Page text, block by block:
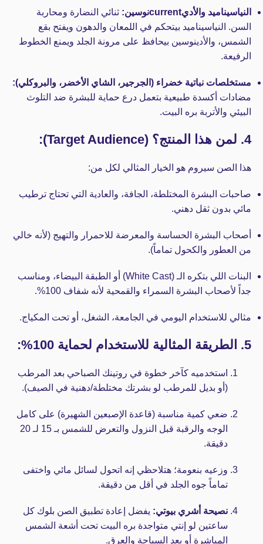
النياسيناميد والأديcurrentنوسين:
ثنائي النضارة ومحاربة
السن. النياسيناميد بيتحكم في اللمعان والدهون ويفتح بقع
الشمس، والأدينوسين بيحافظ على مرونة الجلد ويمنع الخطوط
الرفيعة.
مستخلصات نباتية خضراء (الجرجير، الشاي الأخضر، والبروكلي):
مضادات أكسدة طبيعية بتعمل درع حماية للبشرة ضد التلوث
البيئي والأتربة بره البيت.
4. لمن هذا المنتج؟ (Target Audience):
هذا الصن سيروم هو الخيار المثالي لكل من:
صاحبات البشرة المختلطة، الجافة، والعادية التي تحتاج ترطيب
مائي بدون ثقل دهني.
أصحاب البشرة الحساسة والمعرضة للاحمرار والتهيج (لأنه خالي
من العطور والكحول تماماً).
البنات اللي بتكره الـ (White Cast) أو الطبقة البيضاء، ومناسب
جداً لأصحاب البشرة السمراء والقمحية لأنه شفاف 100%.
مثالي للاستخدام اليومي في الجامعة، الشغل، أو تحت المكياج.
5. الطريقة المثالية للاستخدام لحماية 100%:
استخدميه كآخر خطوة في روتينك الصباحي بعد المرطب
(أو بديل للمرطب لو بشرتك مختلطة/دهنية في الصيف).
ضعي كمية مناسبة (قاعدة الإصبعين الشهيرة) على كامل
الوجه والرقبة قبل النزول والتعرض للشمس بـ 15 لـ 20
دقيقة.
وزعيه بنعومة؛ هتلاحظي إنه اتحول لسائل مائي واختفى
تماماً جوه الجلد في أقل من دقيقة.
نصيحة أشري بيوتي: يفضل إعادة تطبيق الصن بلوك كل
ساعتين لو إنتي متواجدة بره البيت تحت أشعة الشمس
المباشرة أو بعد السباحة والعرق.